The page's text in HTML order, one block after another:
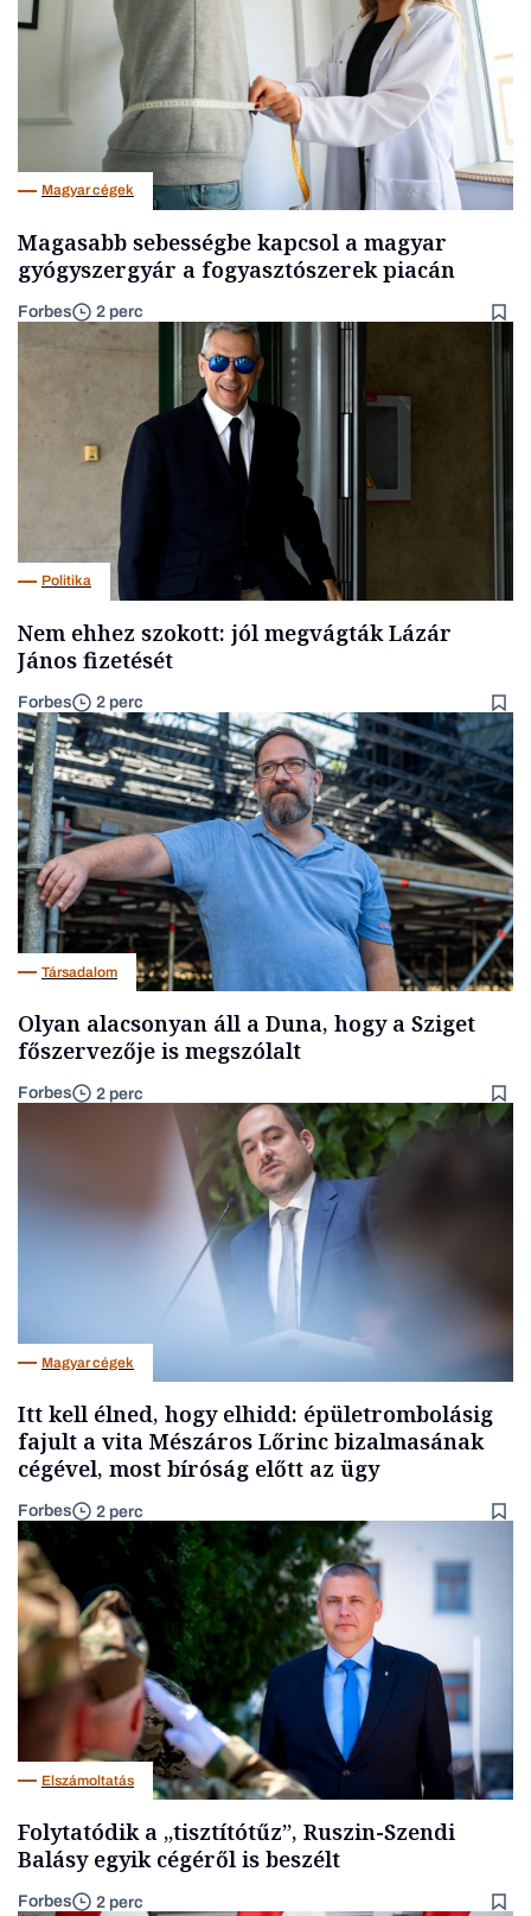
Magyar cégek
Magasabb sebességbe kapcsol a magyar
gyógyszergyár a fogyasztószerek piacán
Forbes 2 perc
Politika
Nem ehhez szokott: jól megvágták Lázár
János fizetését
Forbes 2 perc
Társadalom
Olyan alacsonyan áll a Duna, hogy a Sziget
főszervezője is megszólalt
Forbes 2 perc
Magyar cégek
Itt kell élned, hogy elhidd: épületrombolásig
fajult a vita Mészáros Lőrinc bizalmasának
cégével, most bíróság előtt az ügy
Forbes 2 perc
Elszámoltatás
Folytatódik a „tisztítótűz”, Ruszin-Szendi
Balásy egyik cégéről is beszélt
Forbes 2 perc